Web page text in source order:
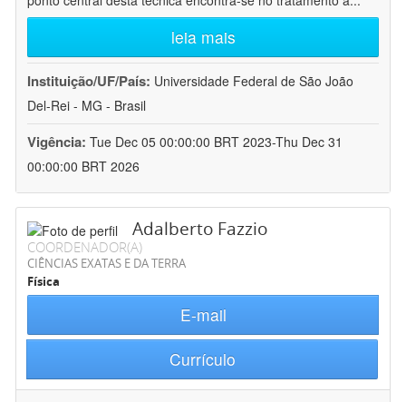
leia mais
Instituição/UF/País: Universidade Federal de São João
Del-Rei - MG - Brasil
Vigência: Tue Dec 05 00:00:00 BRT 2023-Thu Dec 31
00:00:00 BRT 2026
Adalberto Fazzio
COORDENADOR(A)
CIÊNCIAS EXATAS E DA TERRA
Física
E-mail
Currículo